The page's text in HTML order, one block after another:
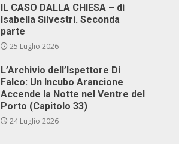
IL CASO DALLA CHIESA – di
Isabella Silvestri. Seconda
parte
25 Luglio 2026
L’Archivio dell’Ispettore Di
Falco: Un Incubo Arancione
Accende la Notte nel Ventre del
Porto (Capitolo 33)
24 Luglio 2026